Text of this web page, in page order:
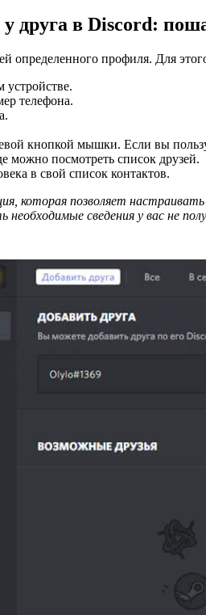
друга в Discord:
определенного профиля. Для
телефона.
кнопкой мышки. Если вы
можно посмотреть список друзей.
в свой список контактов.
которая позволяет
необходимые сведения у вас не